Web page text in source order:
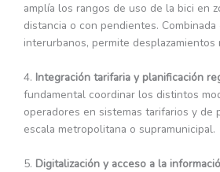
amplía los rangos de uso de la bici en
distancia o con pendientes.
interurbanos, permite desplazamientos
4. Integración tarifaria y planificación
fundamental coordinar los distintos
operadores en sistemas tarifarios y de
escala metropolitana o supramunicipal.
5. Digitalización y acceso a la